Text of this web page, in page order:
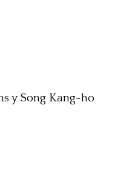
y Song Kang-ho